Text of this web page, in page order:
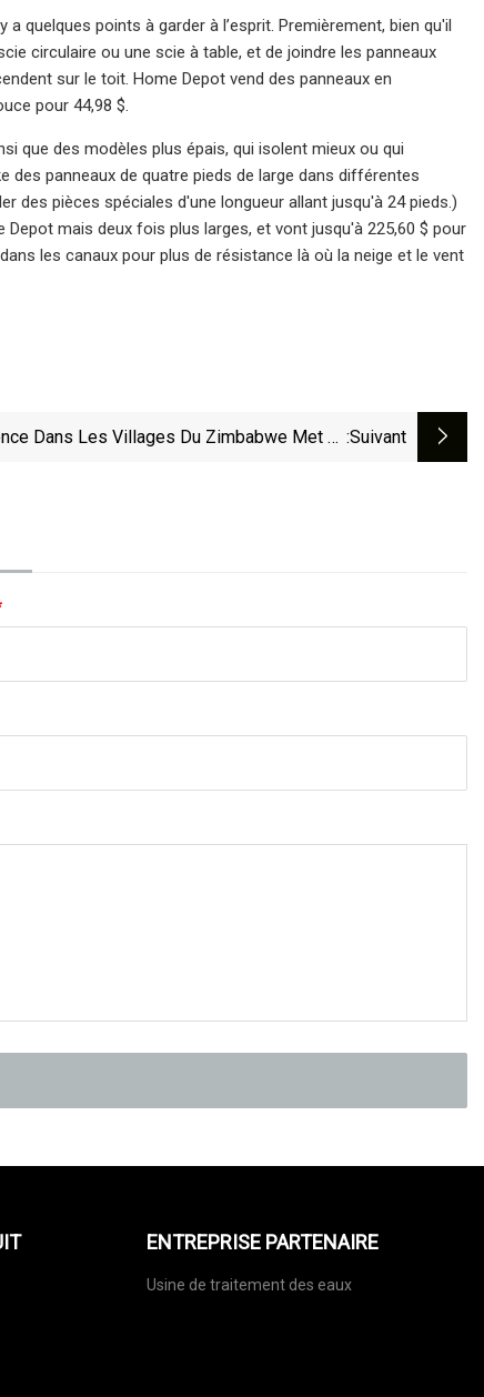
quelques points à garder à l’esprit. Premièrement, bien qu'il
circulaire ou une scie à table, et de joindre les panneaux
sur le toit. Home Depot vend des panneaux en
pour 44,98 $.
que des modèles plus épais, qui isolent mieux ou qui
des panneaux de quatre pieds de large dans différentes
des pièces spéciales d'une longueur allant jusqu'à 24 pieds.)
mais deux fois plus larges, et vont jusqu'à 225,60 $ pour
les canaux pour plus de résistance là où la neige et le vent
Dans Les Villages Du Zimbabwe Met En :suivant
ENTREPRISE PARTENAIRE
Usine de traitement des eaux